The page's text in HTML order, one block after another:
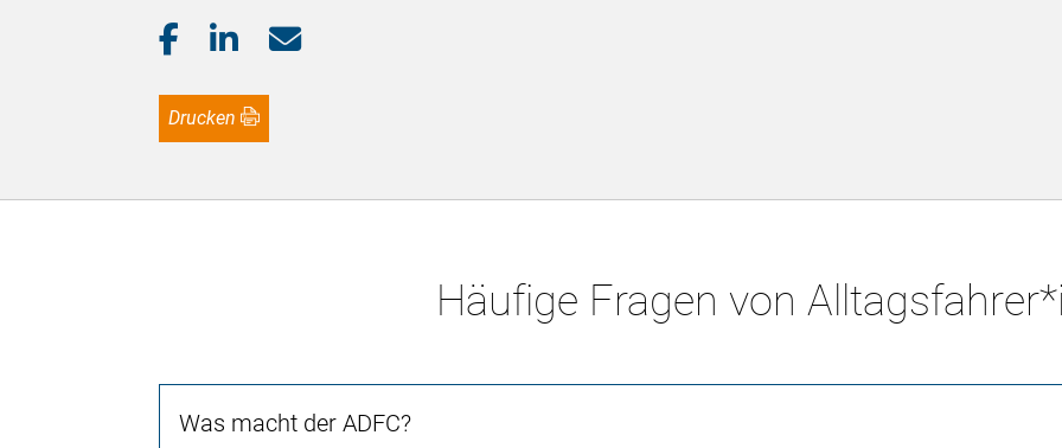
Drucken
Häufige Fragen von
Was macht der ADFC?